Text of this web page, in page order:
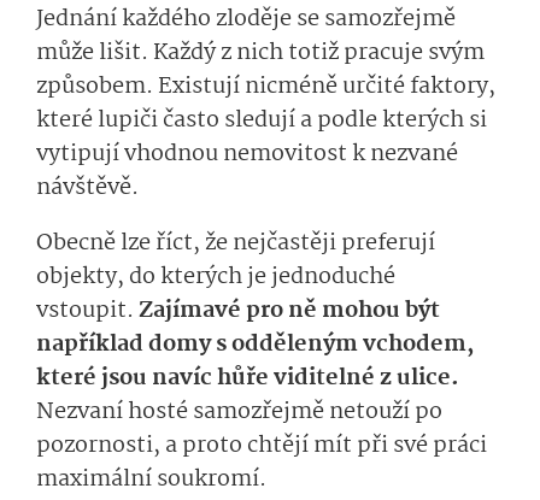
Jednání každého zloděje se samozřejmě
může lišit. Každý z nich totiž pracuje svým
způsobem. Existují nicméně určité faktory,
které lupiči často sledují a podle kterých si
vytipují vhodnou nemovitost k nezvané
návštěvě.
Obecně lze říct, že nejčastěji preferují
objekty, do kterých je jednoduché
vstoupit. Zajímavé pro ně mohou být
například domy s odděleným vchodem,
které jsou navíc hůře viditelné z ulice.
Nezvaní hosté samozřejmě netouží po
pozornosti, a proto chtějí mít při své práci
maximální soukromí.